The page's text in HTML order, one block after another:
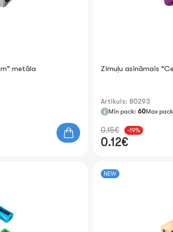
metāla Zīmuļu asināmais
Artikuls: 80293
Min pack: 60Max
0.15€ -19%
0.12€
NEW